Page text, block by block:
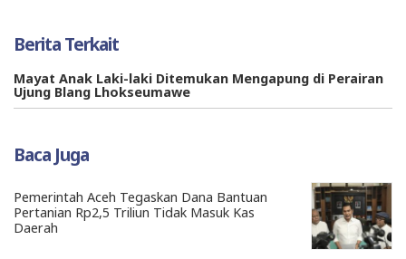
Berita Terkait
Mayat Anak Laki-laki Ditemukan Mengapung di Perairan
Ujung Blang Lhokseumawe
Baca Juga
Pemerintah Aceh Tegaskan Dana Bantuan
Pertanian Rp2,5 Triliun Tidak Masuk Kas
Daerah